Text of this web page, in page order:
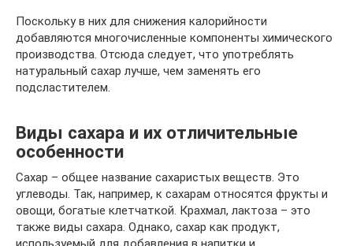
Поскольку в них для снижения калорийности
добавляются многочисленные компоненты химического
производства. Отсюда следует, что употреблять
натуральный сахар лучше, чем заменять его
подсластителем.
Виды сахара и их отличительные
особенности
Сахар – общее название сахаристых веществ. Это
углеводы. Так, например, к сахарам относятся фрукты и
овощи, богатые клетчаткой. Крахмал, лактоза – это
также виды сахара. Однако, сахар как продукт,